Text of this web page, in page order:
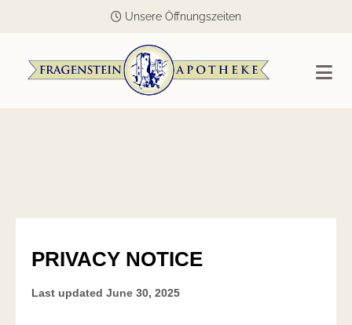
 Unsere Öffnungszeiten